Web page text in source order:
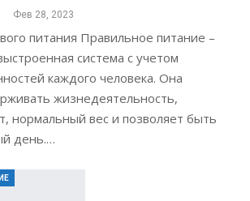
Фев 28, 2023
питания Правильное питание –
система с учетом
каждого человека. Она
жизнедеятельность,
нормальный вес и позволяет быть
день.…